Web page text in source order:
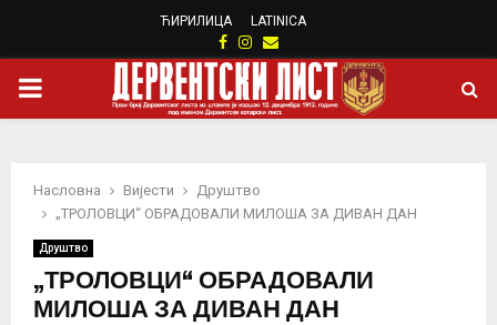
ЋИРИЛИЦА LATINICA
Facebook
Instagram
Email
PRIMARY
Насловна Вијести
Друштво
„ТРОЛОВЦИ“ ОБРАДОВАЛИ МИЛОША ЗА ДИВАН ДАН
Друштво
„ТРОЛОВЦИ“ ОБРАДОВАЛИ
МИЛОША ЗА ДИВАН ДАН